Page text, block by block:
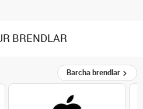
BRENDLAR
Barcha brendlar